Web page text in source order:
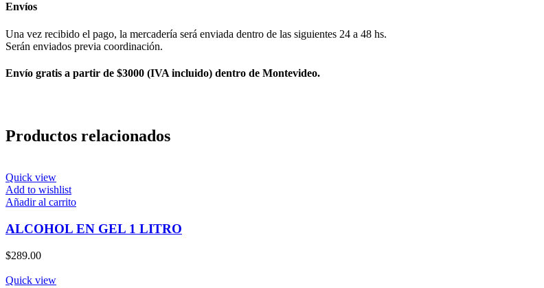
Envíos
Una vez recibido el pago, la mercadería será enviada dentro de las siguientes 24 a 48 hs.
Serán enviados previa coordinación.
Envío gratis a partir de $3000 (IVA incluido) dentro de Montevideo.
Productos relacionados
Quick view
Add to wishlist
Añadir al carrito
ALCOHOL EN GEL 1 LITRO
$289.00
Quick view